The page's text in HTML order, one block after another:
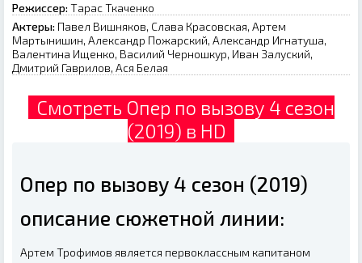
Режиссер: Тарас Ткаченко
Актеры: Павел Вишняков, Слава Красовская, Артем
Мартынишин, Александр Пожарский, Александр Игнатуша,
Валентина Ищенко, Василий Черношкур, Иван Залуский,
Дмитрий Гаврилов, Ася Белая
Смотреть Опер по вызову 4 сезон
(2019) в HD
Опер по вызову 4 сезон (2019)
описание сюжетной линии:
Артем Трофимов является первоклассным капитаном